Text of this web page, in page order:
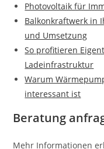
Photovoltaik für
Balkonkraftwerk in
und Umsetzung
So profitieren
Ladeinfrastruktur
Warum
interessant ist
Beratung
Mehr Informationen